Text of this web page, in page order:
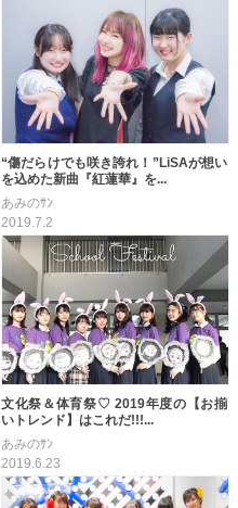
“傷だらけでも咲き誇れ！”LiSAが想い
を込めた新曲『紅蓮華』を...
あみのｻﾝ
2019.7.2
文化祭＆体育祭♡ 2019年度の【お揃
いトレンド】はこれだ!!!...
あみのｻﾝ
2019.6.23